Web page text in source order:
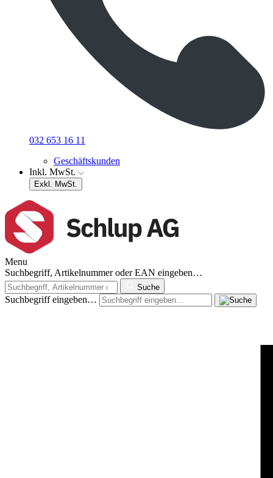
032 653 16 11
Geschäftskunden
Inkl. MwSt.
Exkl. MwSt.
Menu
Suchbegriff, Artikelnummer oder EAN eingeben…
Suche
Suchbegriff eingeben…